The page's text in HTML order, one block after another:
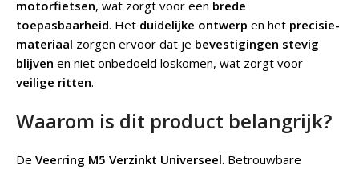
motorfietsen, wat zorgt voor een brede
toepasbaarheid. Het duidelijke ontwerp en het precisie-
materiaal zorgen ervoor dat je bevestigingen stevig
blijven en niet onbedoeld loskomen, wat zorgt voor
veilige ritten.
Waarom is dit product belangrijk?
De Veerring M5 Verzinkt Universeel. Betrouwbare